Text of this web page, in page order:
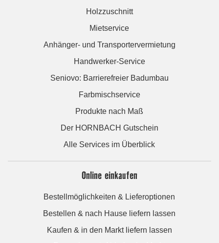
Holzzuschnitt
Mietservice
Anhänger- und Transportervermietung
Handwerker-Service
Seniovo: Barrierefreier Badumbau
Farbmischservice
Produkte nach Maß
Der HORNBACH Gutschein
Alle Services im Überblick
Online einkaufen
Bestellmöglichkeiten & Lieferoptionen
Bestellen & nach Hause liefern lassen
Kaufen & in den Markt liefern lassen